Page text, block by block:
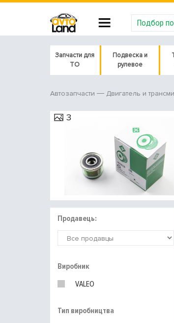
Подбор
Запчасти для
ТО
Подвеска и
рулевое
Автозапчасти Двигатель и
3
Продавець:
Виробник
VALEO
Тип виробництва